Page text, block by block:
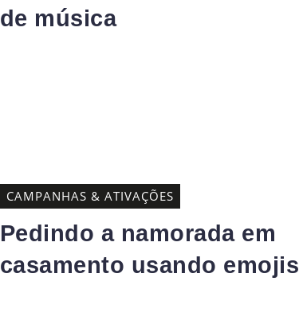
de música
CAMPANHAS & ATIVAÇÕES
Pedindo a namorada em
casamento usando emojis